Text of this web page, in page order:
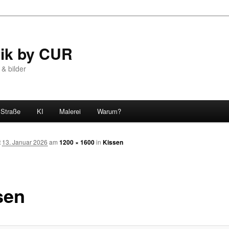
by CUR
bilder
Straße KI Malerei Warum?
13. Januar 2026 am1200 × 1600inKissen